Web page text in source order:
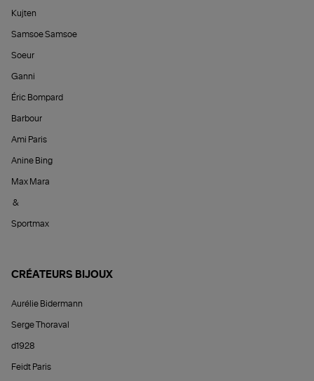
Kujten
Samsoe Samsoe
Soeur
Ganni
Éric Bompard
Barbour
Ami Paris
Anine Bing
Max Mara
&
Sportmax
CRÉATEURS BIJOUX
Aurélie Bidermann
Serge Thoraval
d1928
Feidt Paris